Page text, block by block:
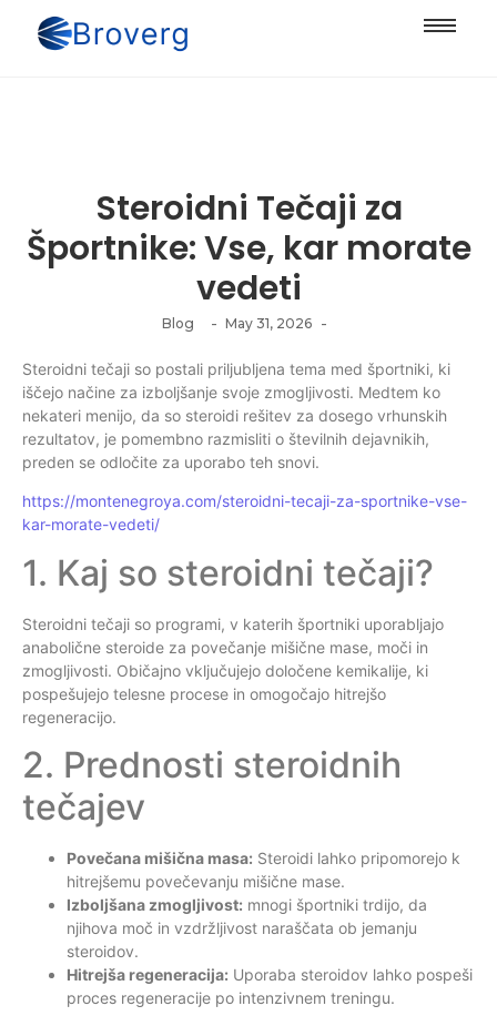
Steroidni Tečaji za
Športnike: Vse, kar morate
vedeti
Blog - May 31, 2026 -
Steroidni tečaji so postali priljubljena tema med športniki, ki
iščejo načine za izboljšanje svoje zmogljivosti. Medtem ko
nekateri menijo, da so steroidi rešitev za dosego vrhunskih
rezultatov, je pomembno razmisliti o številnih dejavnikih,
preden se odločite za uporabo teh snovi.
https://montenegroya.com/steroidni-tecaji-za-sportnike-vse-
kar-morate-vedeti/
1. Kaj so steroidni tečaji?
Steroidni tečaji so programi, v katerih športniki uporabljajo
anabolične steroide za povečanje mišične mase, moči in
zmogljivosti. Običajno vključujejo določene kemikalije, ki
pospešujejo telesne procese in omogočajo hitrejšo
regeneracijo.
2. Prednosti steroidnih
tečajev
Povečana mišična masa: Steroidi lahko pripomorejo k
hitrejšemu povečevanju mišične mase.
Izboljšana zmogljivost: mnogi športniki trdijo, da
njihova moč in vzdržljivost naraščata ob jemanju
steroidov.
Hitrejša regeneracija: Uporaba steroidov lahko pospeši
proces regeneracije po intenzivnem treningu.